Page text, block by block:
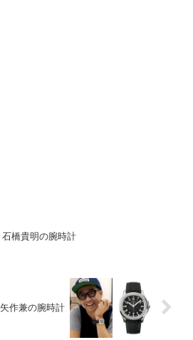
石橋貴明の腕時計
矢作兼の腕時計